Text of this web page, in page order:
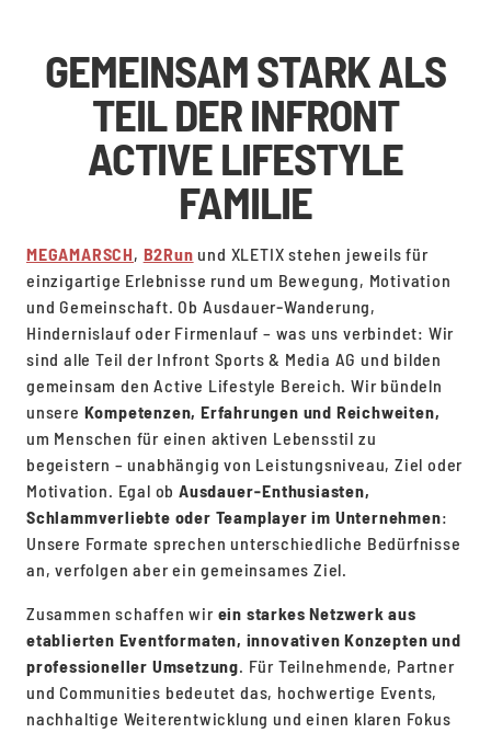
GEMEINSAM STARK ALS
TEIL DER INFRONT
ACTIVE LIFESTYLE
FAMILIE
MEGAMARSCH, B2Run und XLETIX stehen jeweils für
einzigartige Erlebnisse rund um Bewegung, Motivation
und Gemeinschaft. Ob Ausdauer‑Wanderung,
Hindernislauf oder Firmenlauf – was uns verbindet: Wir
sind alle Teil der Infront Sports & Media AG und bilden
gemeinsam den Active Lifestyle Bereich. Wir bündeln
unsere Kompetenzen, Erfahrungen und Reichweiten,
um Menschen für einen aktiven Lebensstil zu
begeistern – unabhängig von Leistungsniveau, Ziel oder
Motivation. Egal obAusdauer‑Enthusiasten,
Schlammverliebte oder Teamplayer im Unternehmen:
Unsere Formate sprechen unterschiedliche Bedürfnisse
an, verfolgen aber ein gemeinsames Ziel.
Zusammen schaffen wir ein starkes Netzwerk aus
etablierten Eventformaten, innovativen Konzepten und
professioneller Umsetzung. Für Teilnehmende, Partner
und Communities bedeutet das, hochwertige Events,
nachhaltige Weiterentwicklung und einen klaren Fokus